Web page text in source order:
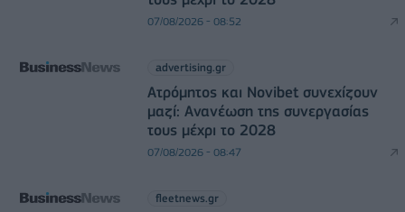
07/08/2026 - 08:52
advertising.gr
Ατρόμητος και Novibet συνεχίζουν
μαζί: Ανανέωση της συνεργασίας
τους μέχρι το 2028
07/08/2026 - 08:47
fleetnews.gr